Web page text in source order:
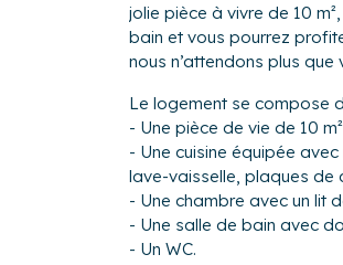
jolie pièce à vivre de 10
bain et vous pourrez
nous n’attendons plus que
Le logement se compose
- Une pièce de vie de 10
- Une cuisine équipée
lave-vaisselle, plaques de
- Une chambre avec un lit
- Une salle de bain avec
- Un WC.